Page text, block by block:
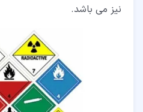
نیز می ‌باشد.